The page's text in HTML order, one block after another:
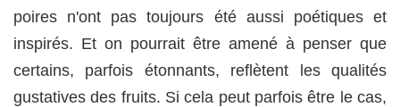
poires n'ont pas toujours été aussi poétiques et
inspirés. Et on pourrait être amené à penser que
certains, parfois étonnants, reflètent les qualités
gustatives des fruits. Si cela peut parfois être le cas,